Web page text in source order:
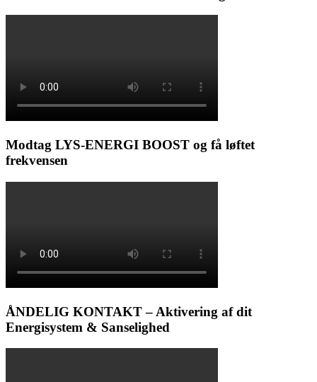
Modtag LYS-ENERGI BOOST og få løftet
frekvensen
ÅNDELIG KONTAKT – Aktivering af dit
Energisystem & Sanselighed